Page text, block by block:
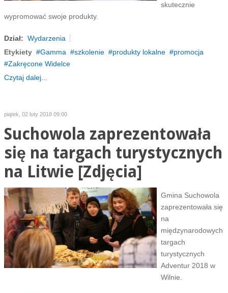
skutecznie
wypromować swoje produkty.
Dział: Wydarzenia
Etykiety
Gamma szkolenie produkty lokalne
promocja
Zakręcone Widelce
Czytaj dalej...
piątek, 02 luty 2018 09:00
Suchowola zaprezentowała
się na targach turystycznych
na Litwie [Zdjęcia]
Gmina Suchowola
zaprezentowała się
na
międzynarodowych
targach
turystycznych
Adventur 2018 w
Wilnie.